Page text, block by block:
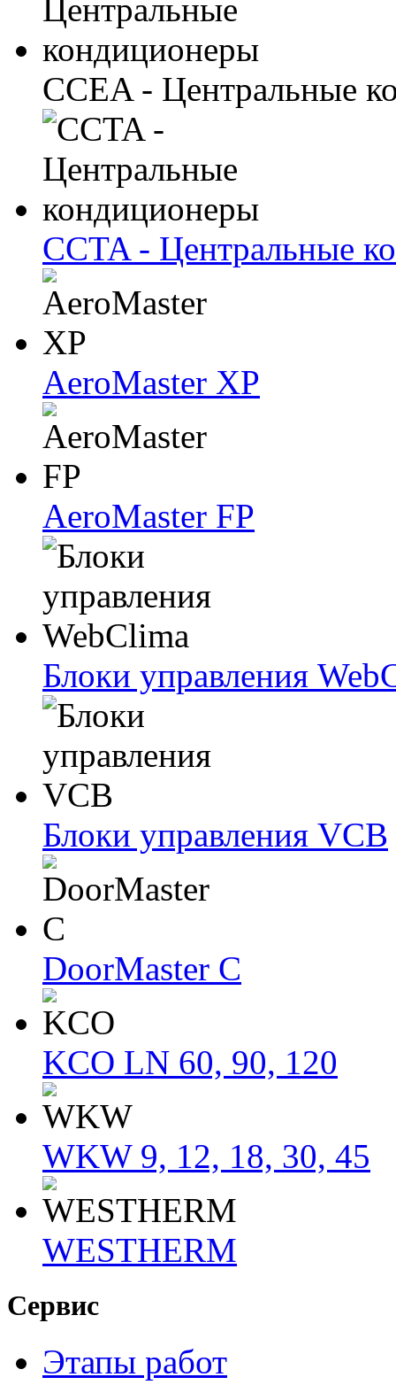
CCEA - Центральные
CCTA - Центральные
AeroMaster XP
AeroMaster FP
Блоки упрaвлeния
Блоки упрaвлeния VCB
DoorMaster C
KCO LN 60, 90, 120
WKW 9, 12, 18, 30, 45
WESTHERM
Сервис
Этапы работ